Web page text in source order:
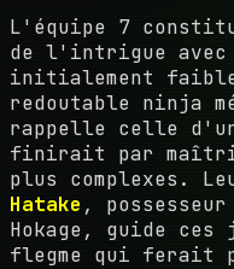
L'équipe 7
de l'intrigue avec
initialement faible
redoutable ninja
rappelle celle
finirait par
plus complexes.
Hatake ,
Hokage, guide ces
flegme qui ferait